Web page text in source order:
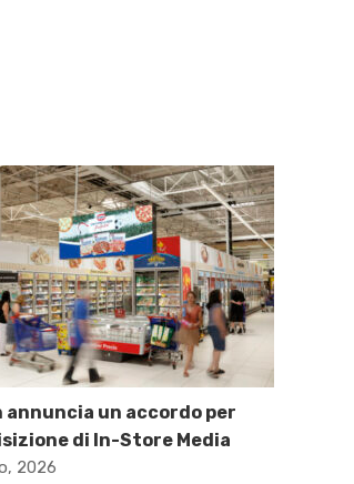
annuncia un accordo per
di In-Store Media
2026